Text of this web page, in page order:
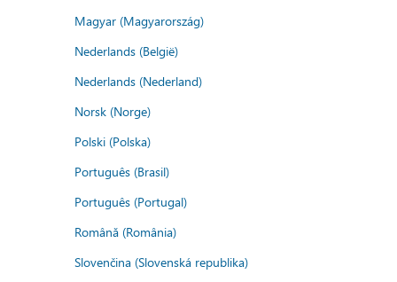
Magyar (Magyarország)
Nederlands (België)
Nederlands (Nederland)
Norsk (Norge)
Polski (Polska)
Português (Brasil)
Português (Portugal)
Română (România)
Slovenčina (Slovenská republika)